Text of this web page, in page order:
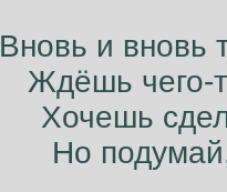
Вновь и вновь
Ждёшь чего-
Хочешь
Но